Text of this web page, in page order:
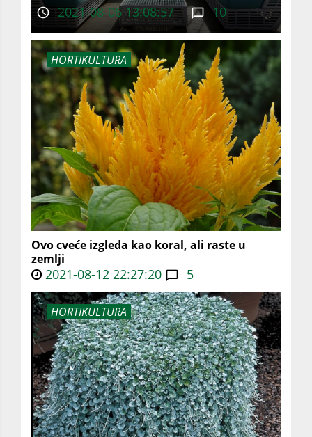
2021-08-06 13:08:57 10
HORTIKULTURA
Ovo cveće izgleda kao koral, ali raste u
zemlji
2021-08-12 22:27:20 5
HORTIKULTURA